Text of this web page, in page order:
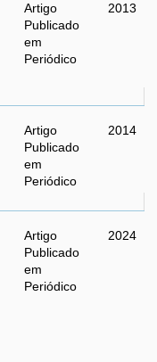
Artigo
Publicado
em
Periódico
2013
Artigo
Publicado
em
Periódico
2014
Artigo
Publicado
em
Periódico
2024